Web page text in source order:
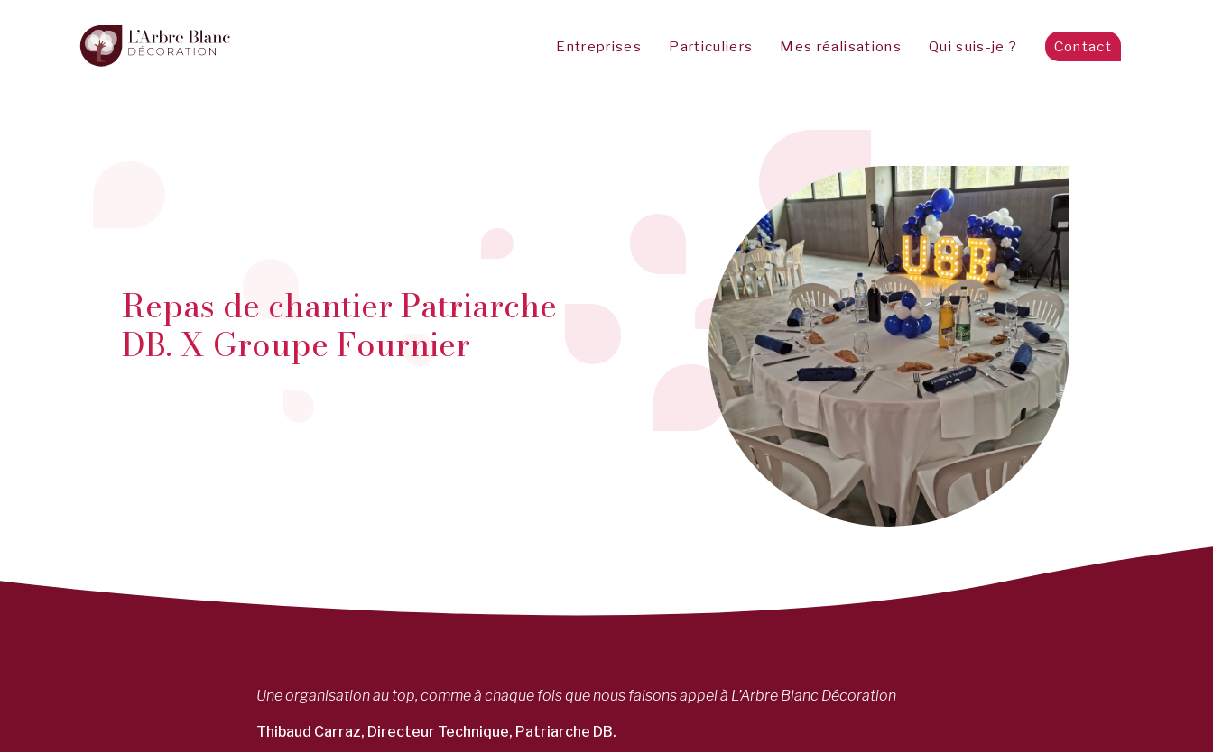
Entreprises Particuliers Mes réalisations Qui suis-je ? Contact
Repas de chantier Patriarche
DB. X Groupe Fournier
Une organisation au top, comme à chaque fois que nous faisons appel à L’Arbre Blanc Décoration
Thibaud Carraz, Directeur Technique, Patriarche DB.